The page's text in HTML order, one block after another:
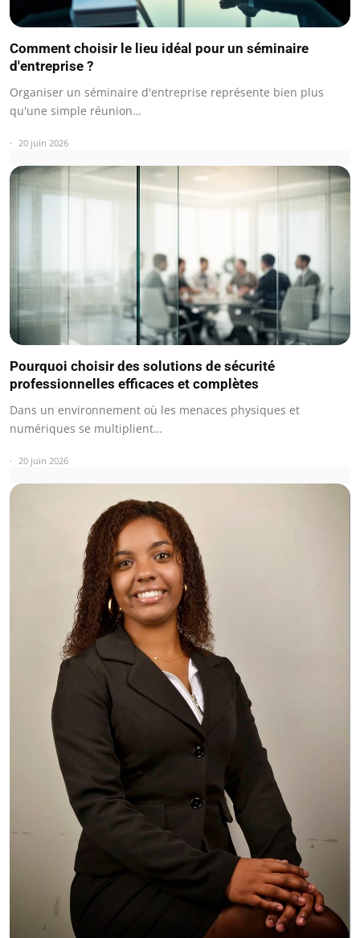
Comment choisir le lieu idéal pour un séminaire
d'entreprise ?
Organiser un séminaire d'entreprise représente bien plus
qu'une simple réunion…
20 juin 2026
Pourquoi choisir des solutions de sécurité
professionnelles efficaces et complètes
Dans un environnement où les menaces physiques et
numériques se multiplient…
20 juin 2026